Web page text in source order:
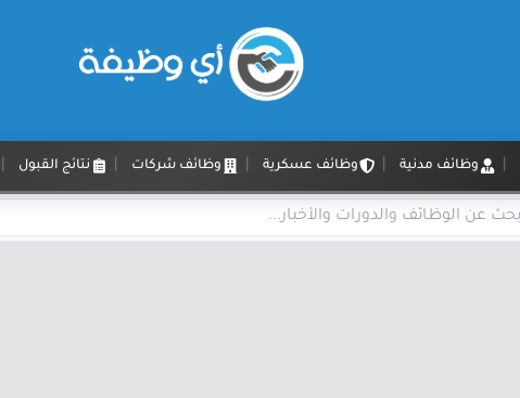
وظائف مدنية وظائف عسكرية وظائف شركات نتائج القبول